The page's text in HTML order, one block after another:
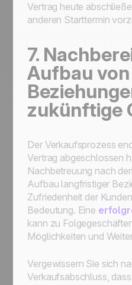
Vertrag heute
anderen Starttermin
7.
Aufbau von
zukünftige
Der Verkaufsprozess
Vertrag abgeschlossen
Nachbetreuung nach
Aufbau langfristiger
Zufriedenheit der
Bedeutung. Eine
kann zu
Möglichkeiten und
Vergewissern Sie sich
Verkaufsabschluss,